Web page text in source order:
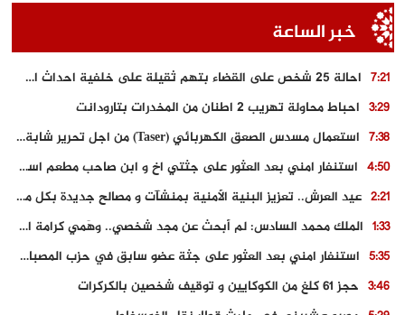
خبر الساعة
7:21
احالة 25 شخص على القضاء بتهم ثقيلة على خلفية احداث المناطق الشمالية
3:29 احباط محاولة تهريب 2 اطنان من المخدرات بتارودانت
7:38
استعمال مسدس الصعق الكهربائي (Taser) من اجل تحرير شابة محتجزة
4:50
استنفار امني بعد العثور على جثتي اخ و ابن صاحب مطعم اسماك مشهور بطنجة
2:21
عيد العرش.. تعزيز البنية الأمنية بمنشآت و مصالح جديدة بكل من الحسيمة – فاس و الناظور
1:33
الملك محمد السادس: لم أبحث عن مجد شخصي.. وهَمي كرامة المغاربة
5:35
استنفار امني بعد العثور على جثة عضو سابق في حزب المصباح بالقنيطرة..
3:46 حجز 61 كلغ من الكوكايين و توقيف شخصين بالكركرات